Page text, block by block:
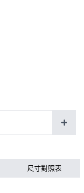
尺寸對照表